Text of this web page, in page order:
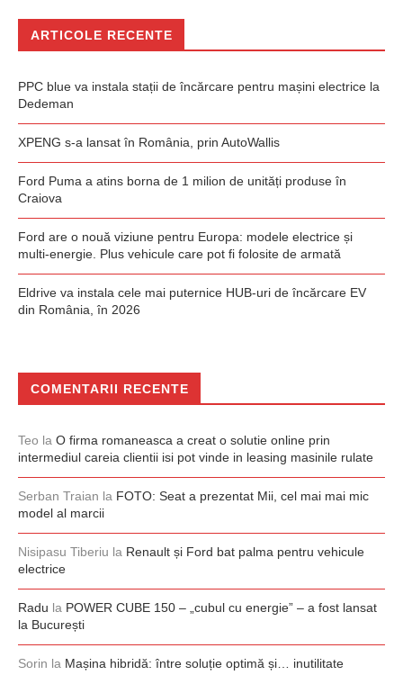
ARTICOLE RECENTE
PPC blue va instala stații de încărcare pentru mașini electrice la
Dedeman
XPENG s-a lansat în România, prin AutoWallis
Ford Puma a atins borna de 1 milion de unități produse în
Craiova
Ford are o nouă viziune pentru Europa: modele electrice și
multi-energie. Plus vehicule care pot fi folosite de armată
Eldrive va instala cele mai puternice HUB-uri de încărcare EV
din România, în 2026
COMENTARII RECENTE
Teo la O firma romaneasca a creat o solutie online prin
intermediul careia clientii isi pot vinde in leasing masinile rulate
Serban Traian la FOTO: Seat a prezentat Mii, cel mai mai mic
model al marcii
Nisipasu Tiberiu la Renault și Ford bat palma pentru vehicule
electrice
Radu la POWER CUBE 150 – „cubul cu energie” – a fost lansat
la București
Sorin la Mașina hibridă: între soluție optimă și… inutilitate